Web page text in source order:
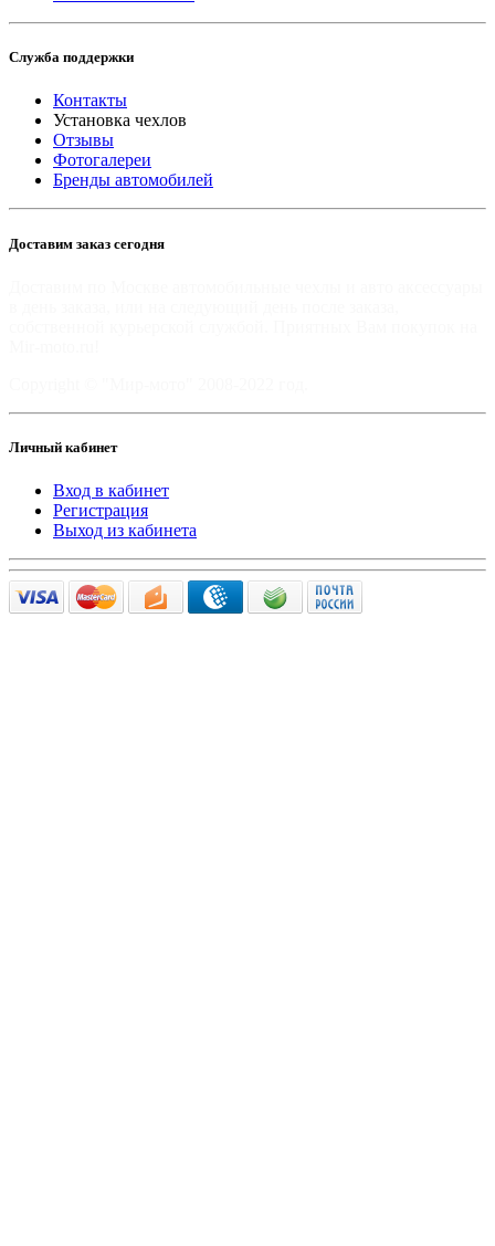
Служба поддержки
Контакты
Установка чехлов
Отзывы
Фотогалереи
Бренды автомобилей
Доставим заказ сегодня
Личный кабинет
Вход в кабинет
Регистрация
Выход из кабинета